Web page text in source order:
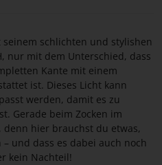
seinem schlichten und stylishen
nur mit dem Unterschied, dass
Kante mit einem
ist. Dieses Licht kann
werden, damit es zu
Gerade beim Zocken im
denn hier brauchst du etwas,
und dass es dabei auch noch
kein Nachteil!